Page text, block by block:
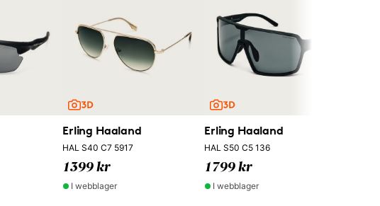
Erling Haaland
HAL S40 C7 5917
1399 kr
I webblager
Erling Haaland
HAL S50 C5 136
1799 kr
I webblager